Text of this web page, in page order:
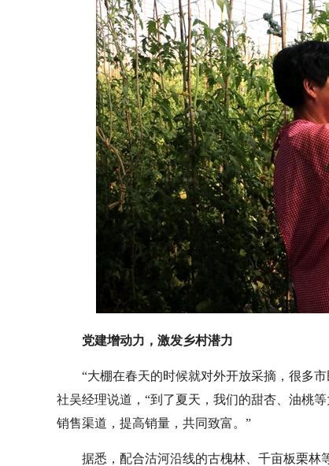
党建增动力，激发乡村潜力
“大棚在春天的时候就对外开放采摘，很多
社吴经理说道，“到了夏天，我们的甜杏、油桃
销售渠道，提高销量，共同致富。”
据悉，配合沽河沿线的古槐林、千亩板栗林